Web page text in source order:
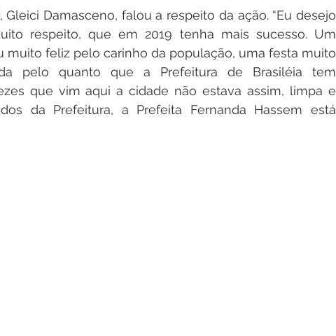
Damasceno, falou a respeito da ação. “Eu desejo
respeito, que em 2019 tenha mais sucesso. Um
feliz pelo carinho da população, uma festa muito
pelo quanto que a Prefeitura de Brasiléia tem
que vim aqui a cidade não estava assim, limpa e
da Prefeitura, a Prefeita Fernanda Hassem está